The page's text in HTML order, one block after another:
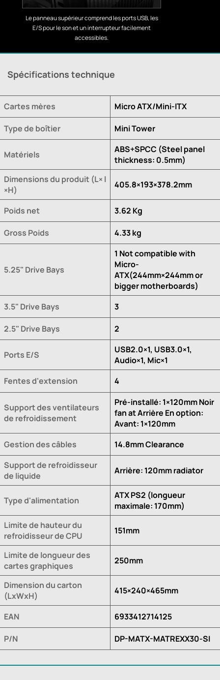
Le panneau supérieur comprend les ports USB, les
E/S pour le son et un interrupteur facilement
accessibles.
Spécifications technique
Cartes mères Micro ATX/Mini-ITX
Type de boîtier Mini Tower
Matériels
ABS+SPCC (Steel panel
thickness: 0.5mm)
Dimensions du produit (L× l
×H)
405.8×193×378.2mm
Poids net 3.62 Kg
Gross Poids 4.33 kg
5.25" Drive Bays
1 Not compatible with
Micro-
ATX(244mm×244mm or
bigger motherboards)
3.5" Drive Bays
3
2.5" Drive Bays 2
Ports E/S
USB2.0×1, USB3.0×1,
Audio×1, Mic×1
Fentes d'extension
4
Support des ventilateurs
de refroidissement
Pré-installé: 1×120mm Noir
fan at Arrière En option:
Avant: 1×120mm
Gestion des câbles
14.8mm Clearance
Support de refroidisseur
de liquide
Arrière: 120mm radiator
Type d'alimentation
ATX PS2 (longueur
maximale: 170mm)
Limite de hauteur du
refroidisseur de CPU
151mm
Limite de longueur des
cartes graphiques
250mm
Dimension du carton
(LxWxH)
415×240×465mm
EAN 6933412714125
P/N DP-MATX-MATREXX30-SI